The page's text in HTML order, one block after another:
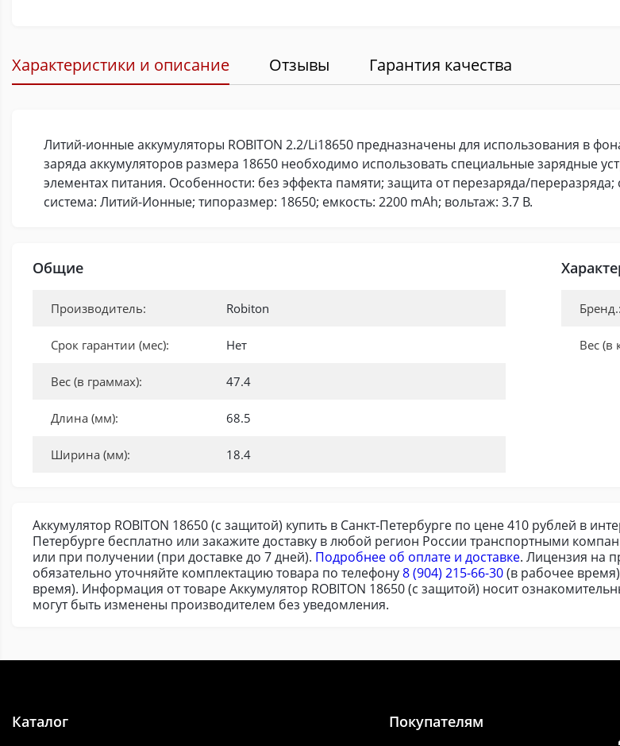
Характеристики и описание Отзывы Гарантия качества
Литий-ионные аккумуляторы ROBITON 2.2/Li18650 предназначены для использования в
заряда аккумуляторов размера 18650 необходимо использовать специальные зарядные
элементах питания. Особенности: без эффекта памяти; защита от перезаряда/
система: Литий-Ионные; типоразмер: 18650; емкость: 2200 mAh; вольтаж: 3.7 В.
Общие
Производитель: Robiton
Срок гарантии (мес): Нет
Вес (в граммах): 47.4
Длина (мм): 68.5
Ширина (мм): 18.4
Бренд.:
Вес (в
Аккумулятор ROBITON 18650 (с защитой) купить в Санкт-Петербурге по цене 410 рублей в
Петербурге бесплатно или закажите доставку в любой регион России транспортными
или при получении (при доставке до 7 дней). Подробнее об оплате и доставке. Лицензия на
обязательно уточняйте комплектацию товара по телефону8 (904) 215-66-30(в рабочее
время). Информация от товаре Аккумулятор ROBITON 18650 (с защитой) носит
могут быть изменены производителем без уведомления.
Каталог
Покупателям